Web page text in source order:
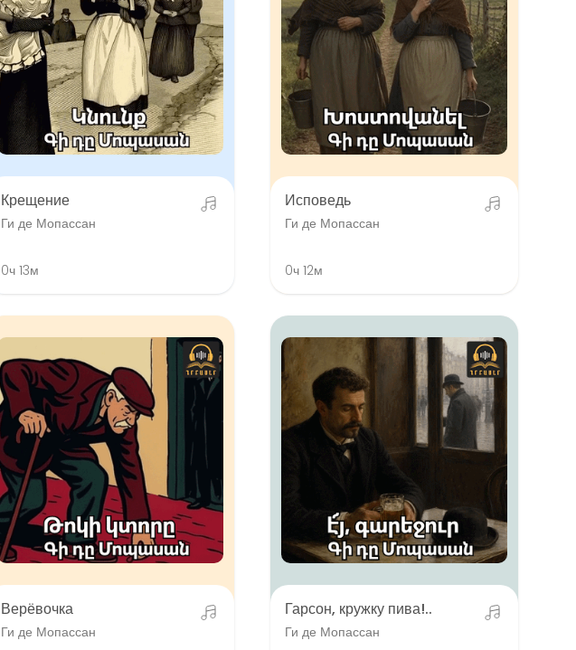
Крещение
Ги де Мопассан
0ч 13м
Исповедь
Ги де Мопассан
0ч 12м
Верёвочка
Ги де Мопассан
Гарсон, кружку пива!..
Ги де Мопассан